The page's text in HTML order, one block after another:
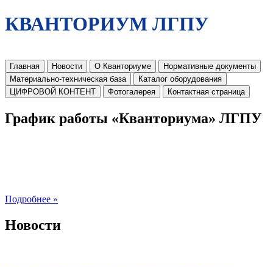
КВАНТОРИУМ ЛГПУ
Главная Новости О Кванториуме
Нормативные документы
Материально-техническая база
Каталог оборудования
ЦИФРОВОЙ КОНТЕНТ
Фотогалерея Контактная страница
График работы «Кванториума» ЛГПУ
Подробнее »
Новости